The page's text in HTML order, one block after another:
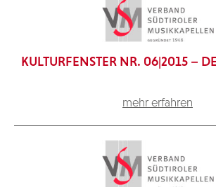
KULTURFENSTER NR. 06|2015 –
mehr erfahren